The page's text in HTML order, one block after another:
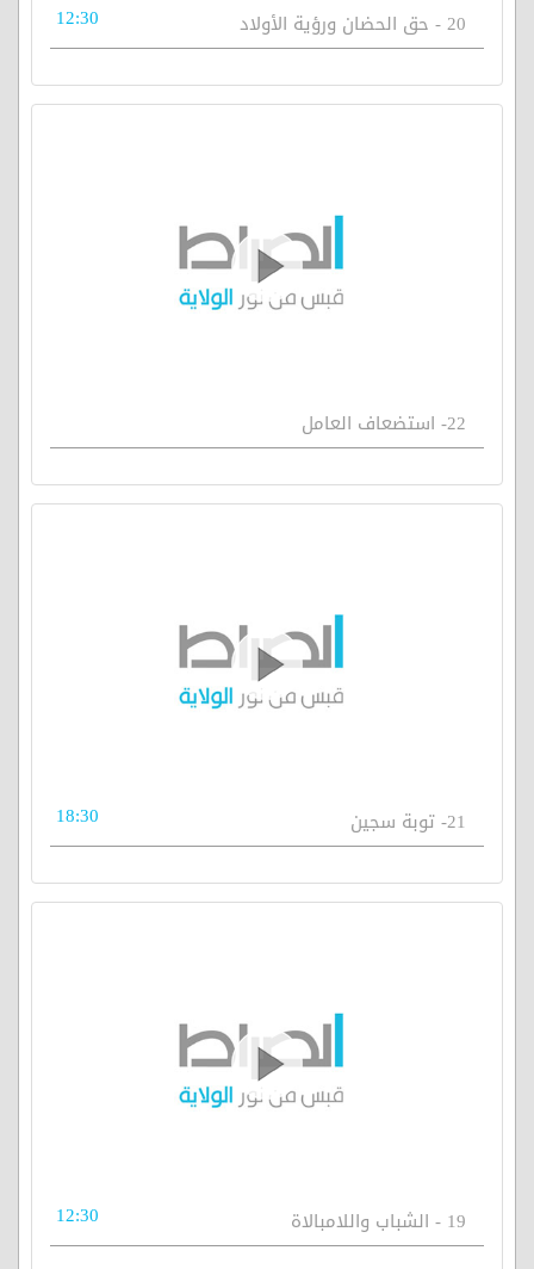
20 - حق الحضان ورؤية الأولاد 12:30
22- استضعاف العامل
21- توبة سجين 18:30
19 - الشباب واللامبالاة 12:30